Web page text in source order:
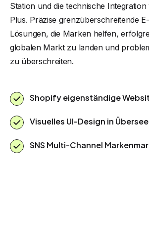
Station und die technische
Plus. Präzise grenzüberschreitende
Lösungen, die Marken helfen,
globalen Markt zu landen und
zu überschreiten.
Shopify eigenständige
Visuelles UI-Design in Übersee
SNS Multi-Channel